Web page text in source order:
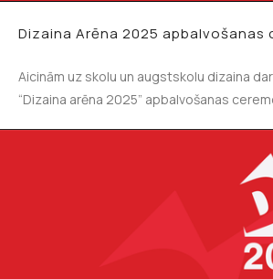
Dizaina Arēna 2025 apbalvošanas
Aicinām uz skolu un augstskolu dizaina
“Dizaina arēna 2025” apbalvošanas